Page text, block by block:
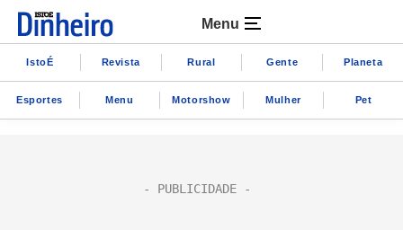
Menu
IstoÉ Revista Rural Gente Planeta
Esportes Menu Motorshow Mulher Pet